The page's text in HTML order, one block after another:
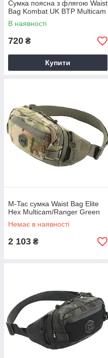
Сумка поясна з флягою Waist
Bag Kombat UK BTP Multicam
В наявності
720 ₴
Купити
M-Tac сумка Waist Bag Elite
Hex Multicam/Ranger Green
Немає в наявності
2 103 ₴